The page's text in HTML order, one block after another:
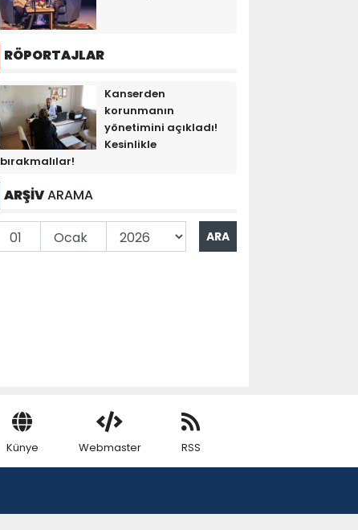
RÖPORTAJLAR
Kanserden
korunmanın
yönetimini açıkladı!
Kesinlikle
bırakmalılar!
ARŞİVARAMA
Künye Webmaster RSS